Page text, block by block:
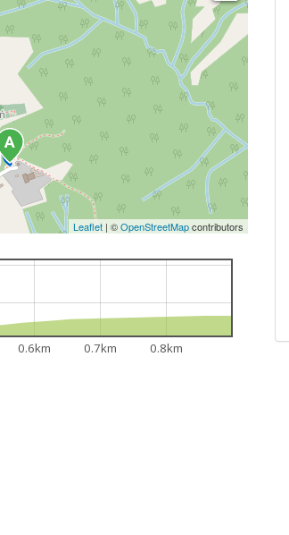
Leaflet | ©OpenStreetMapcontributors
0.6km 0.7km 0.8km